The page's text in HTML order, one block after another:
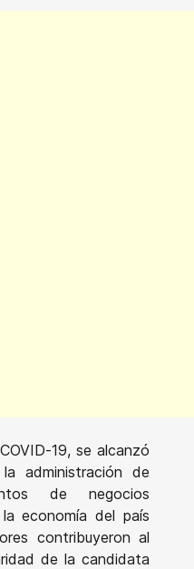
19, se alcanzó
administración de
de negocios
economía del país
contribuyeron al
de la candidata